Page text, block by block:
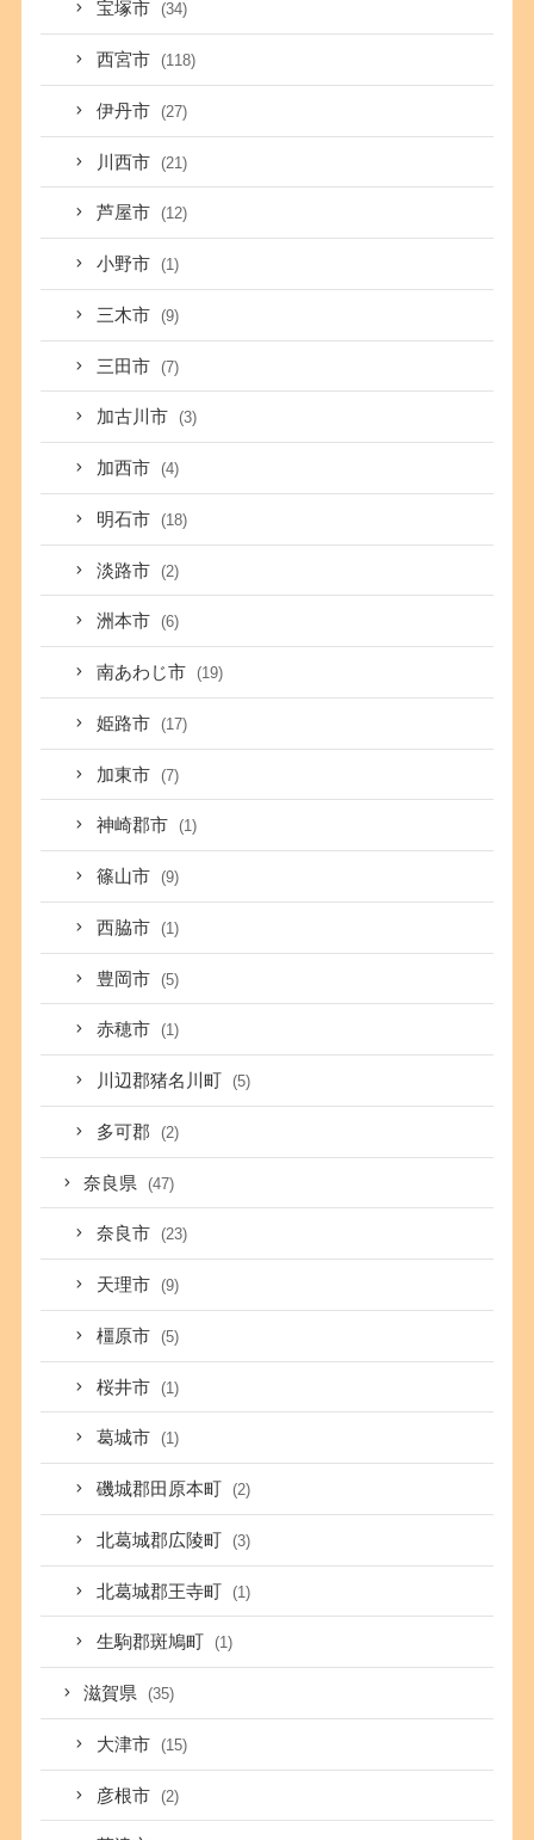
宝塚市 (34)
西宮市 (118)
伊丹市 (27)
川西市 (21)
芦屋市 (12)
小野市 (1)
三木市 (9)
三田市 (7)
加古川市 (3)
加西市 (4)
明石市 (18)
淡路市 (2)
洲本市 (6)
南あわじ市 (19)
姫路市 (17)
加東市 (7)
神崎郡市 (1)
篠山市 (9)
西脇市 (1)
豊岡市 (5)
赤穂市 (1)
川辺郡猪名川町 (5)
多可郡 (2)
奈良県 (47)
奈良市 (23)
天理市 (9)
橿原市 (5)
桜井市 (1)
葛城市 (1)
磯城郡田原本町 (2)
北葛城郡広陵町 (3)
北葛城郡王寺町 (1)
生駒郡斑鳩町 (1)
滋賀県 (35)
大津市 (15)
彦根市 (2)